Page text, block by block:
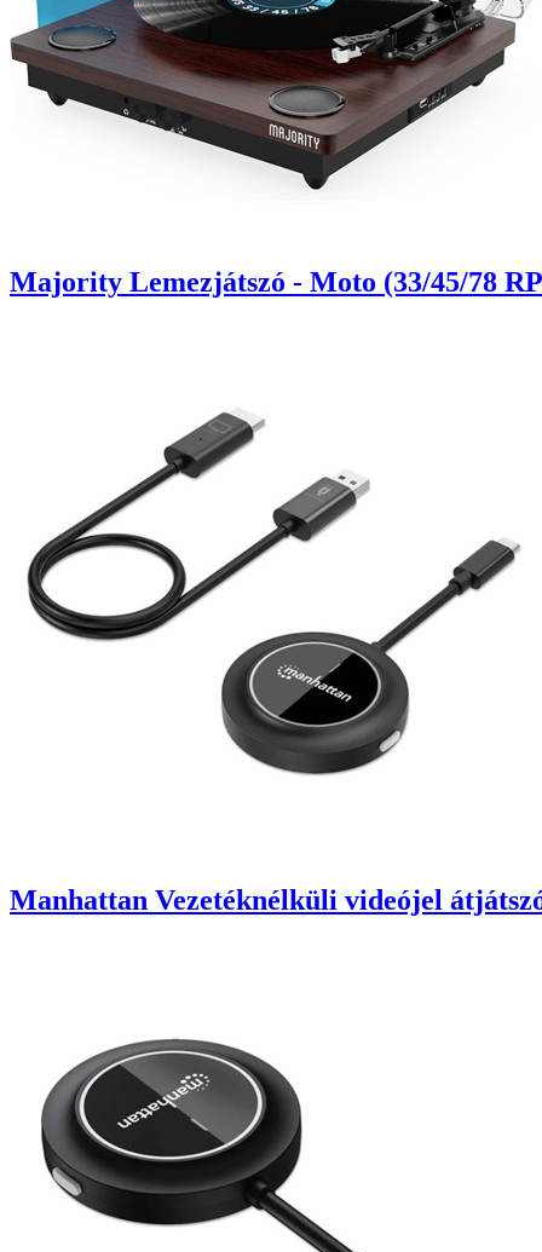
Majority Lemezjátszó - Moto (33/45/78
Manhattan Vezetéknélküli videójel